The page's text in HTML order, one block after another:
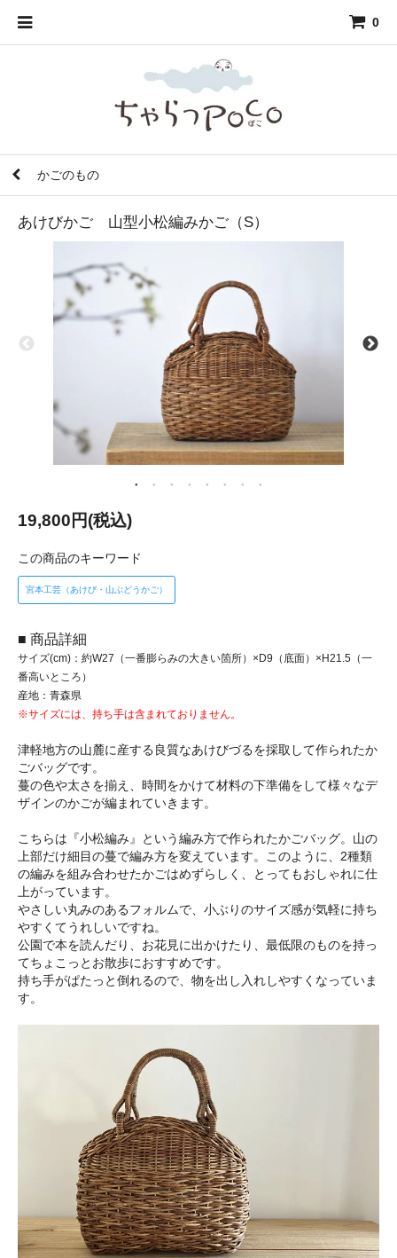
0
かごのもの
あけびかご 山型小松編みかご（S）
19,800円(税込)
この商品のキーワード
宮本工芸（あけび・山ぶどうかご）
■ 商品詳細
サイズ(cm)：約W27（一番膨らみの大きい箇所）×D9（底面）×H21.5（一
番高いところ）
産地：青森県
※サイズには、持ち手は含まれておりません。
津軽地方の山麓に産する良質なあけびづるを採取して作られたか
ごバッグです。
蔓の色や太さを揃え、時間をかけて材料の下準備をして様々なデ
ザインのかごが編まれていきます。
こちらは『小松編み』という編み方で作られたかごバッグ。山の
上部だけ細目の蔓で編み方を変えています。このように、2種類
の編みを組み合わせたかごはめずらしく、とってもおしゃれに仕
上がっています。
やさしい丸みのあるフォルムで、小ぶりのサイズ感が気軽に持ち
やすくてうれしいですね。
公園で本を読んだり、お花見に出かけたり、最低限のものを持っ
てちょこっとお散歩におすすめです。
持ち手がぱたっと倒れるので、物を出し入れしやすくなっていま
す。